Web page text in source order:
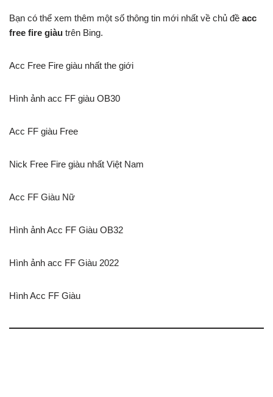
Bạn có thể xem thêm một số thông tin mới nhất về chủ đề acc
free fire giàu trên Bing.
Acc Free Fire giàu nhất the giới
Hình ảnh acc FF giàu OB30
Acc FF giàu Free
Nick Free Fire giàu nhất Việt Nam
Acc FF Giàu Nữ
Hình ảnh Acc FF Giàu OB32
Hình ảnh acc FF Giàu 2022
Hình Acc FF Giàu